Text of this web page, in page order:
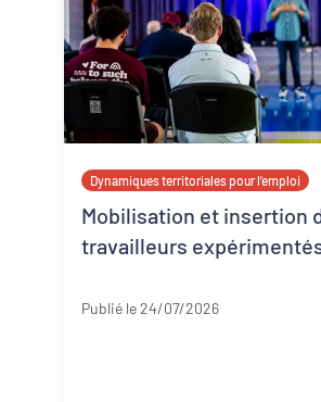
Dynamiques territoriales pour l’emploi
Mobilisation et insertion
travailleurs
Publié le 24/07/2026